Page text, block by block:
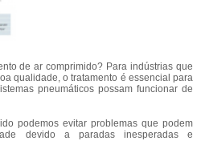
de ar comprimido? Para indústrias que
qualidade, o tratamento é essencial para
pneumáticos possam funcionar de
podemos evitar problemas que podem
devido a paradas inesperadas e